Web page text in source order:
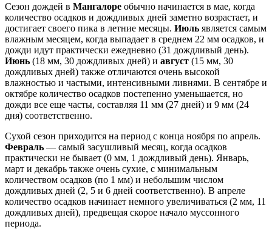
Сезон дождей в Мангалоре обычно начинается в мае, когда
количество осадков и дождливых дней заметно возрастает, и
достигает своего пика в летние месяцы. Июль является самым
влажным месяцем, когда выпадает в среднем 22 мм осадков, и
дожди идут практически ежедневно (31 дождливый день).
Июнь (18 мм, 30 дождливых дней) и август (15 мм, 30
дождливых дней) также отличаются очень высокой
влажностью и частыми, интенсивными ливнями. В сентябре и
октябре количество осадков постепенно уменьшается, но
дожди все еще часты, составляя 11 мм (27 дней) и 9 мм (24
дня) соответственно.
Сухой сезон приходится на период с конца ноября по апрель.
Февраль — самый засушливый месяц, когда осадков
практически не бывает (0 мм, 1 дождливый день). Январь,
март и декабрь также очень сухие, с минимальным
количеством осадков (по 1 мм) и небольшим числом
дождливых дней (2, 5 и 6 дней соответственно). В апреле
количество осадков начинает немного увеличиваться (2 мм, 11
дождливых дней), предвещая скорое начало муссонного
периода.